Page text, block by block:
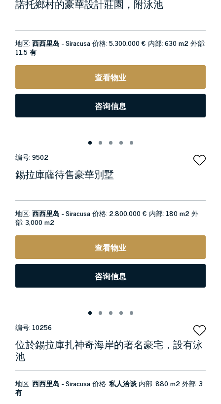
諾托鄉村的豪華設計莊園，附泳池
地区:西西里岛 - Siracusa价格:5.300.000 € 内部:630 m2外部:
11.5 有
查看物业
咨询信息
编号:9502
錫拉庫薩待售豪華別墅
地区:西西里岛 - Siracusa价格: 2.800.000 € 内部: 180 m2外
部:3,000 m2
查看物业
咨询信息
编号: 10256
位於錫拉庫扎神奇海岸的著名豪宅，設有泳
池
地区:西西里岛 - Siracusa价格:私人洽谈 内部:880 m2外部:3
有